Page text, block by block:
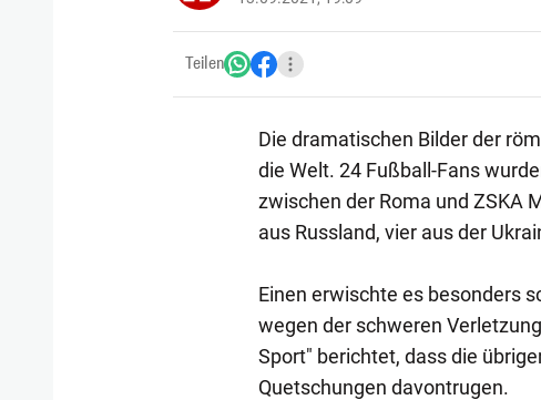
Teilen
Die dramatischen Bilder der
die Welt. 24 Fußball-Fans
zwischen der Roma und ZSKA
aus Russland, vier aus der
Einen erwischte es besonders
wegen der schweren
Sport" berichtet, dass die
Quetschungen davontrugen.